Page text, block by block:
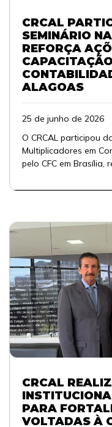
CRCAL
SEMINÁRIO
REFORÇA
ALAGOAS
25 de junho de 2026
O CRCAL participou
Multiplicadores em
pelo CFC em Brasília,
CRCAL
PARA
VOLTADAS À